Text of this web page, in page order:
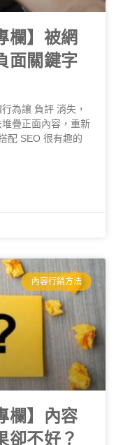
欄】被網
面關鍵字
為讓 負評 消失，
疊正面內容，重新
配 SEO 很有趣的
內容行銷方法
欄】內容
卻不好？